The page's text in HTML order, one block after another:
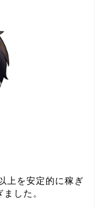
上を安定的に稼ぎ
した。